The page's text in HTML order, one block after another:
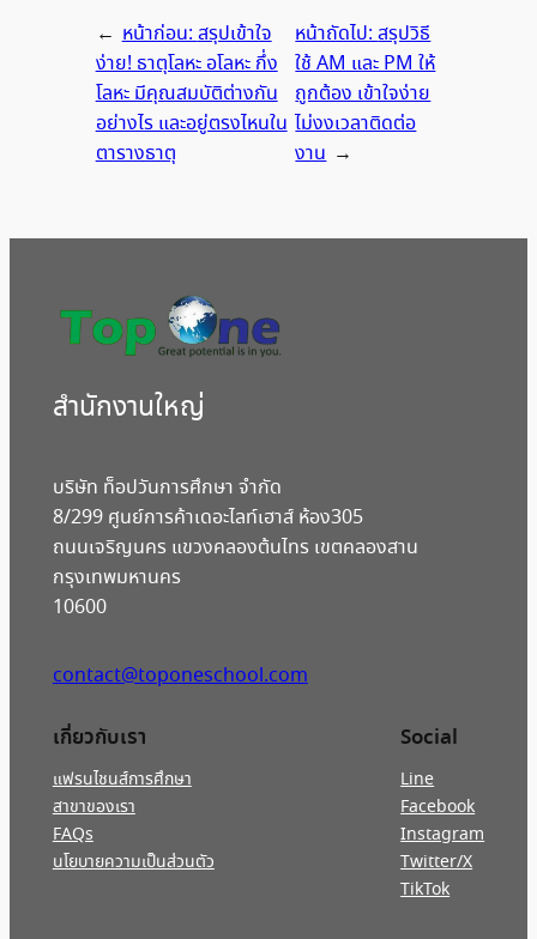
← หน้าก่อน:สรุปเข้าใจ
ง่าย! ธาตุโลหะ อโลหะ กึ่ง
โลหะ มีคุณสมบัติต่างกัน
อย่างไร และอยู่ตรงไหนใน
ตารางธาตุ
หน้าถัดไป:สรุปวิธี
ใช้ AM และ PM ให้
ถูกต้อง เข้าใจง่าย
ไม่งงเวลาติดต่อ
งาน →
สํานักงานใหญ่
บริษัท ท็อปวันการศึกษา จำกัด
8/299 ศูนย์การค้าเดอะไลท์เฮาส์ ห้อง305
ถนนเจริญนคร แขวงคลองต้นไทร เขตคลองสาน
กรุงเทพมหานคร
10600
contact@toponeschool.com
เกี่ยวกับเรา
แฟรนไชนส์การศึกษา
สาขาของเรา
FAQs
นโยบายความเป็นส่วนตัว
Social
Line
Facebook
Instagram
Twitter/X
TikTok